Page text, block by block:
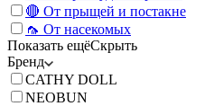
🔴 От прыщей и постакне
🦟 От насекомых
Показать ещёСкрыть
Бренд
CATHY DOLL
NEOBUN